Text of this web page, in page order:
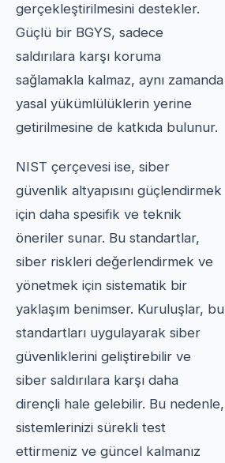
gerçekleştirilmesini destekler.
Güçlü bir BGYS, sadece
saldırılara karşı koruma
sağlamakla kalmaz, aynı zamanda
yasal yükümlülüklerin yerine
getirilmesine de katkıda bulunur.
NIST çerçevesi ise, siber
güvenlik altyapısını güçlendirmek
için daha spesifik ve teknik
öneriler sunar. Bu standartlar,
siber riskleri değerlendirmek ve
yönetmek için sistematik bir
yaklaşım benimser. Kuruluşlar, bu
standartları uygulayarak siber
güvenliklerini geliştirebilir ve
siber saldırılara karşı daha
dirençli hale gelebilir. Bu nedenle,
sistemlerinizi sürekli test
ettirmeniz ve güncel kalmanız